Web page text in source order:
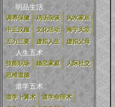
明品生活
调养保健 鸡汤杂谈
风水家居
中正汉服
文化活动
海宇天堂
五力三要
虚拟人生 虚拟父母
人生五术
技能职场 婚恋家庭
人际社交
思维道德
道学五术
道学卜算术
道学命理术